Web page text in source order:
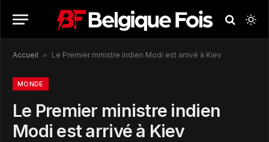
Accueil » Le Premier ministre indien Modi est arrivé à Kiev
MONDE
Le Premier ministre indien
Modi est arrivé à Kiev